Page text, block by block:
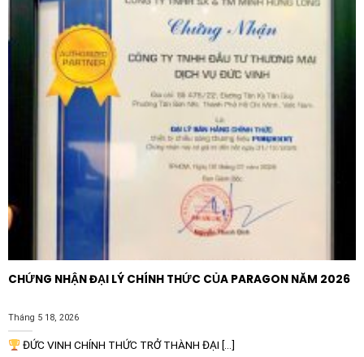
Tại sao nên chọn thương hiệu SHIZUKI?
Shizuki là thương hiệu hàng đầu Nhật Bản với nhiều
thập kỷ kinh nghiệm trong lĩnh vực tụ điện và cuộn
kháng. Lựa chọnCuộn kháng hạ thế 3 pha 75kVAR
400V 50Hz – LRB40B5066N16 – SHIZUKI
với việc bạn đang đầu tư vào một sản phẩm có tiêu
chuẩn chất lượng toàn cầu. Mỗi sản phẩm xuất xưởng
đều trải qua các bài kiểm tra nghiêm ngặt về độ bền
điện môi, dòng rò và độ tăng nhiệt, đảm bảo thiết bị
luôn vận hành ở trạng thái tốt nhất trong suốt vòng
đời dự án. Sự kết hợp giữa công nghệ Nhật Bản và vật
liệu cao cấp chính là minh chứng cho giá trị vững bền
của sản phẩm Shizuki trên thị trường điện công
CHỨNG NHẬN ĐẠI LÝ CHÍNH THỨC CỦA PARAGON NĂM 2026
Tháng 5 18, 2026
ĐỨC VINH CHÍNH THỨC TRỞ THÀNH ĐẠI [...]